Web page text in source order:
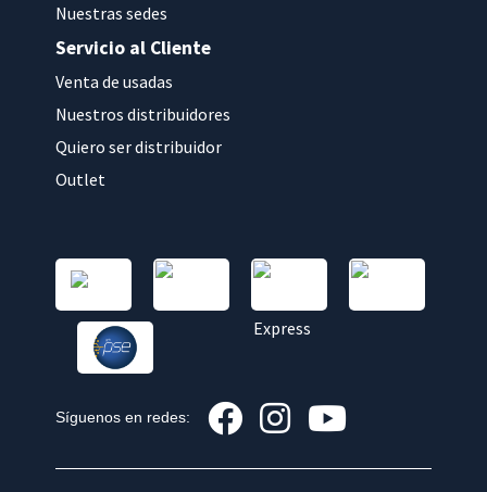
Nuestras sedes
Servicio al Cliente
Venta de usadas
Nuestros distribuidores
Quiero ser distribuidor
Outlet
Síguenos en redes: